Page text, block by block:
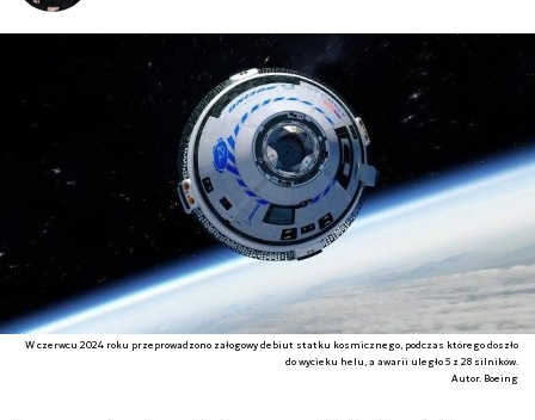
W czerwcu 2024 roku przeprowadzono załogowy debiut statku kosmicznego, podczas którego doszło
do wycieku helu, a awarii uległo 5 z 28 silników.
Autor. Boeing